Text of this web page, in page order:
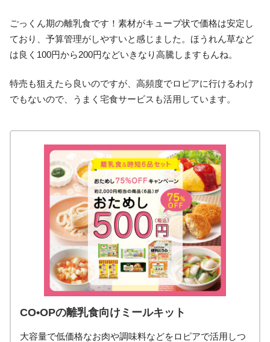
ごっくん期の離乳食です！素材がキューブ状で価格は安定し
ており、予算管理がしやすいと感じました。ほうれん草など
は良く100円から200円などいきなり高騰しますもんね。
特売も狙えたら良いのですが、高頻度でロピアに行けるわけ
でもないので、うまく宅食サービスも活用しています。
CO•OPの離乳食向けミールキット
大容量で低価格なお肉や調味料などをロピアで活用しつ